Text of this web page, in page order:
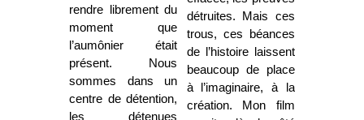
rendre librement du
moment que
l’aumônier était
présent. Nous
sommes dans un
centre de détention,
les détenues
détruites. Mais ces
trous, ces béances
de l’histoire laissent
beaucoup de place
à l’imaginaire, à la
création. Mon film